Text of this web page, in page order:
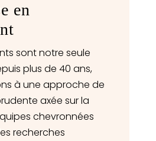
en
sont notre seule
plus de 40 ans,
à une approche de
axée sur la
chevronnées
recherches